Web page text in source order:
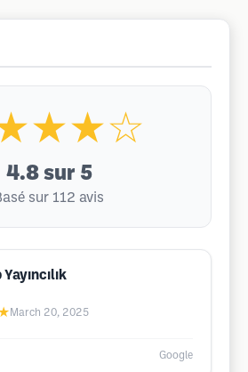
4.8 sur 5
sur 112 avis
March 20, 2025
Google